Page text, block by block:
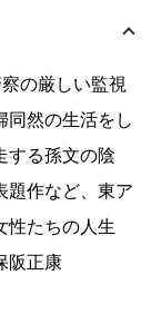
の厳しい監視
同然の生活をし
する孫文の陰
題作など、東ア
性たちの人生
阪正康